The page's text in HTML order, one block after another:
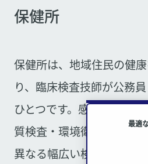
保健所
保健所は、地域住民の健
り、臨床検査技師が公務
ひとつです。感染症の検
質検査・環境衛生に関する
異なる幅広い検査業務を担
最適